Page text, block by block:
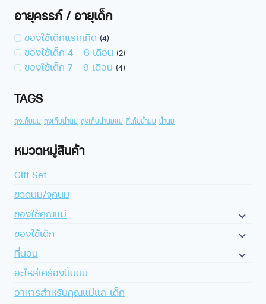
อายุครรภ์ / อายุเด็ก
ของใช้เด็กแรกเกิด (4)
ของใช้เด็ก 4 - 6 เดือน (2)
ของใช้เด็ก 7 - 9 เดือน (4)
TAGS
ถุงเก็บนม ถุงเก็บน้ำนม ถุงเก็บน้ำนมแม่ ที่เก็บน้ำนม น้ำนม
หมวดหมู่สินค้า
Gift Set
ขวดนม/จุกนม
ของใช้คุณแม่
ของใช้เด็ก
ที่นอน
อะไหล่เครื่องปั้มนม
อาหารสำหรับคุณแม่และเด็ก